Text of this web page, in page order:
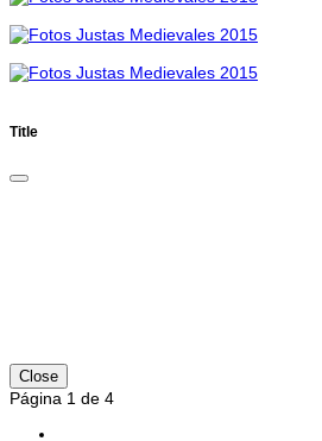
Title
Close
Página 1 de 4